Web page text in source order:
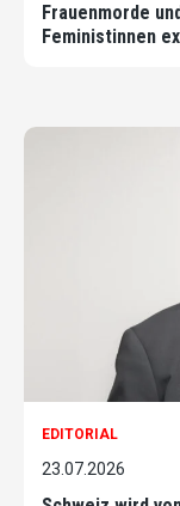
Frauenmorde
Feministinnen
EDITORIAL
23.07.2026